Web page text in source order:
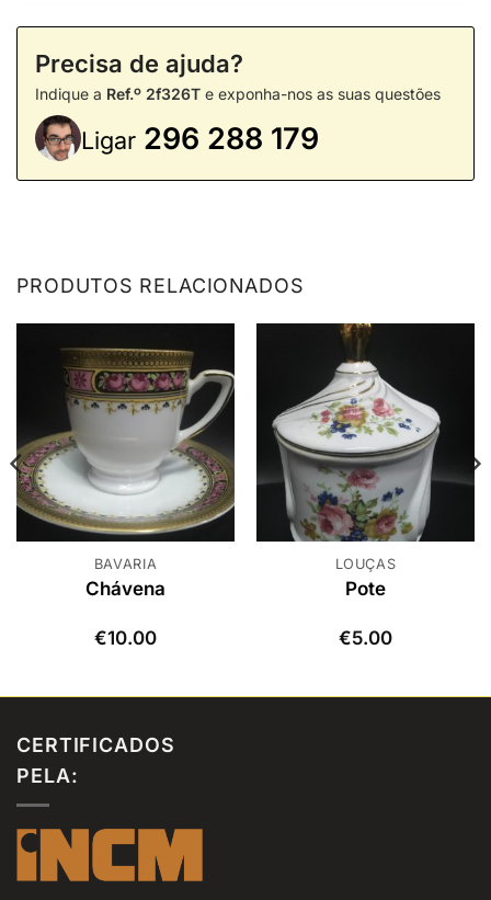
Precisa de ajuda?
Indique a Ref.º 2f326T e exponha-nos as suas questões
Ligar 296 288 179
PRODUTOS RELACIONADOS
BAVARIA
Chávena
€10.00
LOUÇAS
Pote
€5.00
CERTIFICADOS
PELA: